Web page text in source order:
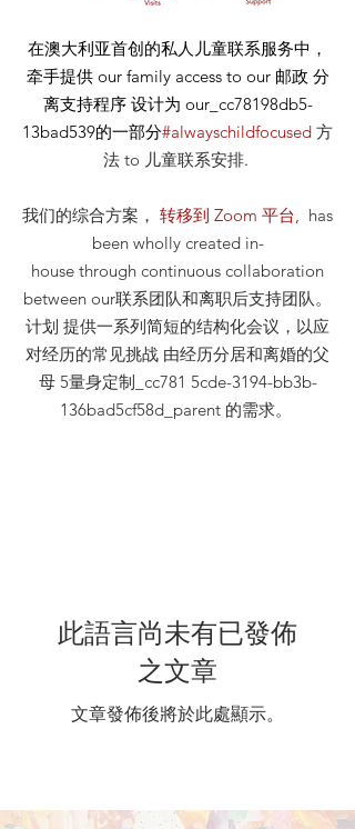
在澳大利亚首创的私人儿童联系服务中，
牵手提供 our family access to our 邮政 分
离支持程序 设计为 our_cc78198db5-
13bad539的一部分#alwayschildfocused 方
法to 儿童联系安排.
我们的综合方案， 转移到 Zoom 平台, has
been wholly created in-
house through continuous collaboration
between our联系团队和离职后支持团队。
计划 提供一系列简短的结构化会议，以应
对经历的常见挑战 由经历分居和离婚的父
母 5量身定制_cc781 5cde-3194-bb3b-
136bad5cf58d_parent 的需求。
此語言尚未有已發佈
之文章
文章發佈後將於此處顯示。